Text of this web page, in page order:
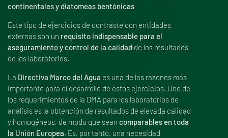
continentales y diatomeas bentónicas
Este tipo de ejercicios de contraste con entidades
externas son un requisito indispensable para el
aseguramiento y control de la calidad de los resultados
de los laboratorios.
La Directiva Marco del Agua es una de las razones más
importante para el desarrollo de estos ejercicios. Uno de
los requerimientos de la DMA para los laboratorios de
análisis es la obtención de resultados de elevada calidad
y homogéneos, de modo que sean comparables en toda
la Unión Europea. Es, por tanto, una necesidad